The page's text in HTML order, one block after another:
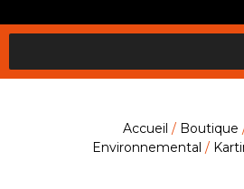
Accueil / Boutique
Environnemental /